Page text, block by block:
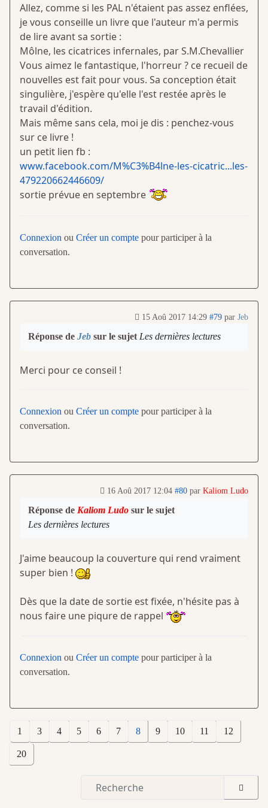
Allez, comme si les PAL n'étaient pas assez enflées,
je vous conseille un livre que l'auteur m'a permis
de lire avant sa sortie :
Môlne, les cicatrices infernales, par S.M.Chevallier
Vous aimez le fantastique, l'horreur ? ce recueil de
nouvelles est fait pour vous. Sa conception était
singulière, j'espère qu'elle l'est restée après le
travail d'édition.
Mais même sans cela, moi je dis : penchez-vous
sur ce livre !
un petit lien fb :
www.facebook.com/M%C3%B4lne-les-cicatric...les-
479220662446609/
sortie prévue en septembre
Connexion ou Créer un compte pour participer à la
conversation.
15 Aoû 2017 14:29 #79 par Jeb
Réponse de Jeb sur le sujet Les dernières lectures
Merci pour ce conseil !
Connexion ou Créer un compte pour participer à la
conversation.
16 Aoû 2017 12:04 #80 par Kaliom Ludo
Réponse de Kaliom Ludo sur le sujet
Les dernières lectures
J'aime beaucoup la couverture qui rend vraiment
super bien !
Dès que la date de sortie est fixée, n'hésite pas à
nous faire une piqure de rappel
Connexion ou Créer un compte pour participer à la
conversation.
1 3 4 5 6 7 8 9 10 11 12
20